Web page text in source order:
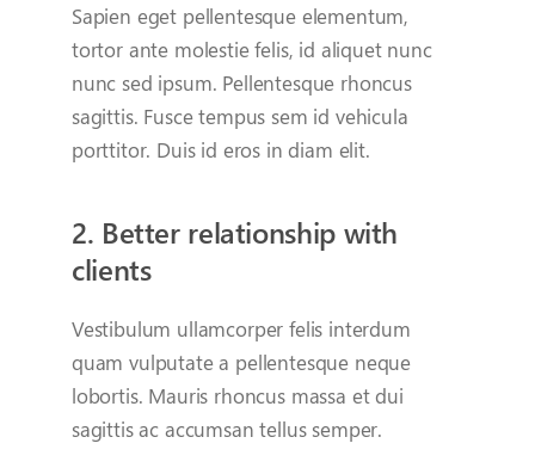
Sapien eget pellentesque elementum,
tortor ante molestie felis, id aliquet nunc
nunc sed ipsum. Pellentesque rhoncus
sagittis. Fusce tempus sem id vehicula
porttitor. Duis id eros in diam elit.
2. Better relationship with
clients
Vestibulum ullamcorper felis interdum
quam vulputate a pellentesque neque
lobortis. Mauris rhoncus massa et dui
sagittis ac accumsan tellus semper.